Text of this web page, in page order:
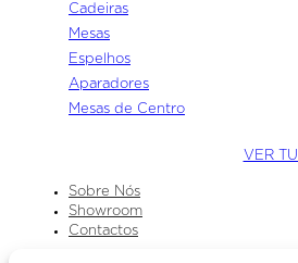
Cadeiras
Mesas
Espelhos
Aparadores
Mesas de Centro
VER
Sobre Nós
Showroom
Contactos